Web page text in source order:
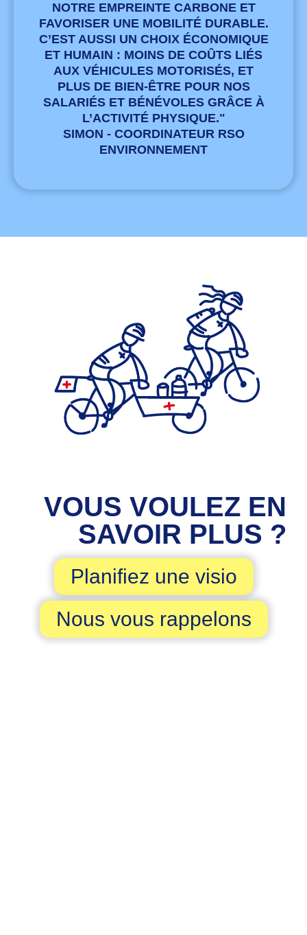
NOTRE EMPREINTE CARBONE ET
FAVORISER UNE MOBILITÉ DURABLE.
C’EST AUSSI UN CHOIX ÉCONOMIQUE
ET HUMAIN : MOINS DE COÛTS LIÉS
AUX VÉHICULES MOTORISÉS, ET
PLUS DE BIEN-ÊTRE POUR NOS
SALARIÉS ET BÉNÉVOLES GRÂCE À
L’ACTIVITÉ PHYSIQUE."
SIMON - COORDINATEUR RSO
ENVIRONNEMENT​
VOUS VOULEZ EN
SAVOIR PLUS ?
Planifiez une visio
Nous vous rappelons